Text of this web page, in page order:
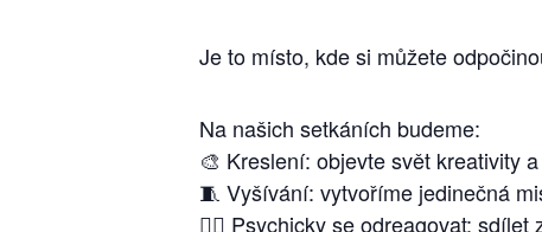
Je to místo, kde si můžete
Na našich setkáních budeme:
🎨 Kreslení: objevte svět kreativity
🧵 Vyšívání: vytvoříme jedinečná
💆‍♀️ Psychicky se odreagovat: